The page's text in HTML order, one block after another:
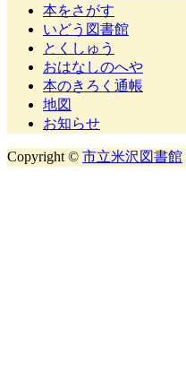
本をさがす
いどう図書館
とくしゅう
おはなしのへや
本のきろく通帳
地図
お知らせ
Copyright © 市立米沢図書館